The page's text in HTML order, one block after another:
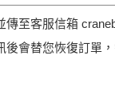
傳至客服信箱
後會替您恢復訂單